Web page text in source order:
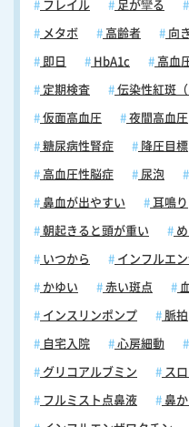
フレイル 足が攣る
メタボ 高齢者 向
即日 HbA1c 高血
定期検査 伝染性紅斑（
仮面高血圧 夜間高血圧
糖尿病性腎症 降圧目標
高血圧性脳症 尿泡
鼻血が出やすい 耳鳴り
朝起きると頭が重い
いつから インフルエ
かゆい 赤い斑点
インスリンポンプ 脈拍
自宅入院 心房細動
グリコアルブミン ス
フルミスト点鼻液 鼻か